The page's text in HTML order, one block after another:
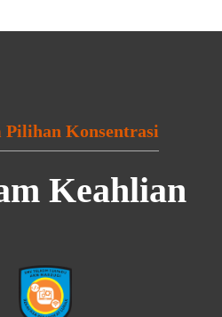
Pilihan Konsentrasi
Keahlian